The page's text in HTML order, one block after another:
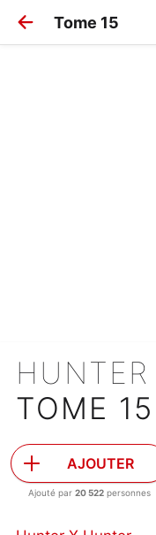
Tome 15
TOME 15
AJOUTER
Ajouté par 20 522personnes